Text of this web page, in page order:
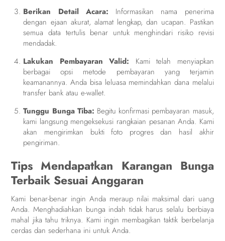
Berikan Detail Acara: Informasikan nama penerima
dengan ejaan akurat, alamat lengkap, dan ucapan. Pastikan
semua data tertulis benar untuk menghindari risiko revisi
mendadak.
Lakukan Pembayaran Valid: Kami telah menyiapkan
berbagai opsi metode pembayaran yang terjamin
keamanannya. Anda bisa leluasa memindahkan dana melalui
transfer bank atau e-wallet.
Tunggu Bunga Tiba: Begitu konfirmasi pembayaran masuk,
kami langsung mengeksekusi rangkaian pesanan Anda. Kami
akan mengirimkan bukti foto progres dan hasil akhir
pengiriman.
Tips Mendapatkan Karangan Bunga
Terbaik Sesuai Anggaran
Kami benar-benar ingin Anda meraup nilai maksimal dari uang
Anda. Menghadiahkan bunga indah tidak harus selalu berbiaya
mahal jika tahu triknya. Kami ingin membagikan taktik berbelanja
cerdas dan sederhana ini untuk Anda.